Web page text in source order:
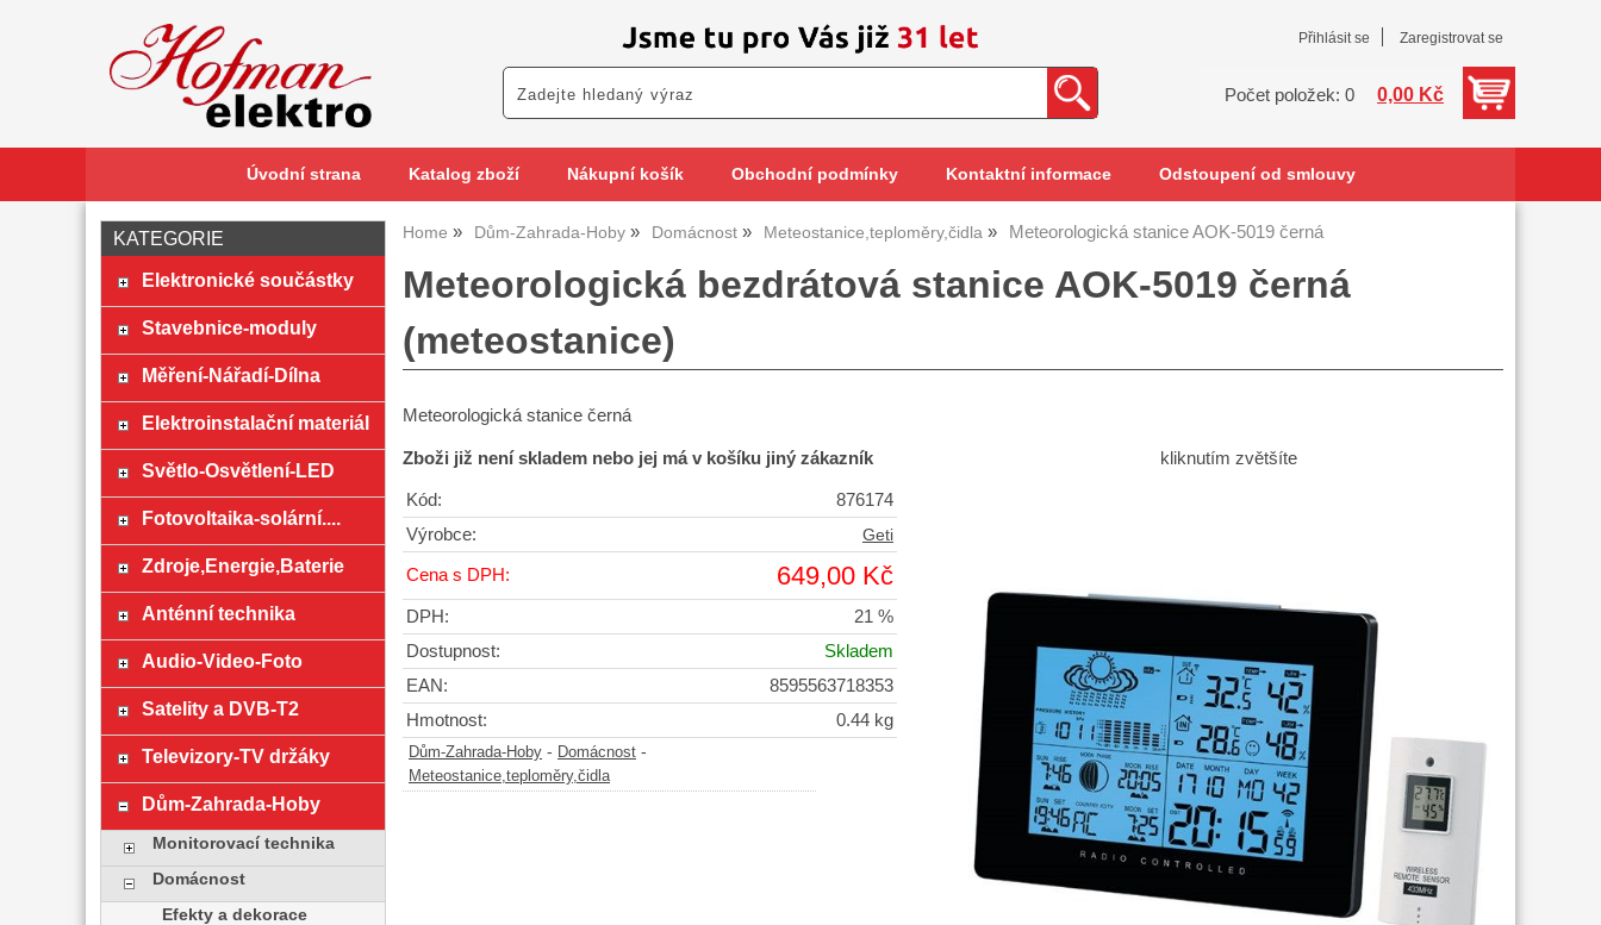
Přihlásit se Zaregistrovat se
Počet položek: 0 0,00 Kč
Úvodní strana Katalog zboží Nákupní košík Obchodní podmínky Kontaktní informace Odstoupení od smlouvy
Home Dům-Zahrada-Hoby Domácnost Meteostanice,teploměry,čidla Meteorologická stanice AOK-5019 černá
Meteorologická bezdrátová stanice AOK-5019 černá
(meteostanice)
Meteorologická stanice černá
kliknutím zvětšíte
Zboži již není skladem nebo jej má v košíku jiný zákazník
Kód:
876174
Výrobce:
Geti
Cena s DPH: 649,00 Kč
DPH:
21 %
Dostupnost:
Skladem
EAN:
8595563718353
Hmotnost:
0.44 kg
Dům-Zahrada-Hoby - Domácnost -
Meteostanice,teploměry,čidla
KATEGORIE
Elektronické součástky
Stavebnice-moduly
Měření-Nářadí-Dílna
Elektroinstalační materiál
Světlo-Osvětlení-LED
Fotovoltaika-solární....
Zdroje,Energie,Baterie
Anténní technika
Audio-Video-Foto
Satelity a DVB-T2
Televizory-TV držáky
Dům-Zahrada-Hoby
Monitorovací technika
Domácnost
Efekty a dekorace